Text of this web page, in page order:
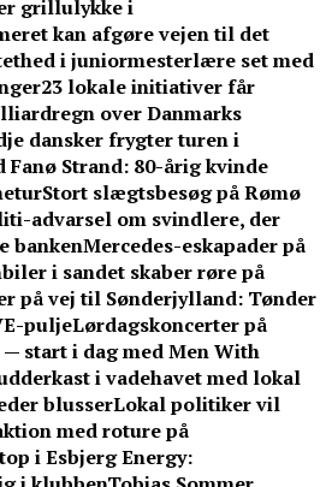
grillulykke i
kan afgøre vejen til det
i juniormesterlære set med
23 lokale initiativer får
over Danmarks
dansker frygter turen i
Fanø Strand: 80-årig kvinde
Stort slægtsbesøg på Rømø
advarsel om svindlere, der
bankenMercedes-eskapader på
i sandet skaber røre på
på vej til Sønderjylland: Tønder
puljeLørdagskoncerter på
start i dag med Men With
i vadehavet med lokal
blusserLokal politiker vil
med roture på
i Esbjerg Energy: